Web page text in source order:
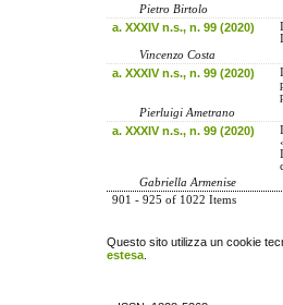
Pietro Birtolo
a. XXXIV n.s., n. 99 (2020)
Vincenzo Costa
a. XXXIV n.s., n. 99 (2020)
Pierluigi Ametrano
a. XXXIV n.s., n. 99 (2020)
Gabriella Armenise
901 - 925 of 1022 Items
Questo sito utilizza un cookie
estesa